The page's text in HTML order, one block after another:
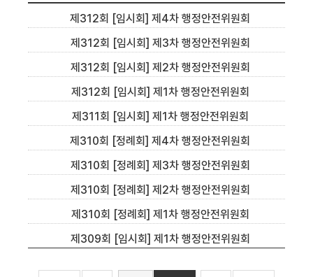
제312회 [임시회] 제4차 행정안전위원회
제312회 [임시회] 제3차 행정안전위원회
제312회 [임시회] 제2차 행정안전위원회
제312회 [임시회] 제1차 행정안전위원회
제311회 [임시회] 제1차 행정안전위원회
제310회 [정례회] 제4차 행정안전위원회
제310회 [정례회] 제3차 행정안전위원회
제310회 [정례회] 제2차 행정안전위원회
제310회 [정례회] 제1차 행정안전위원회
제309회 [임시회] 제1차 행정안전위원회